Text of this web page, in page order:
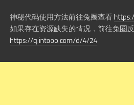
神秘代码使用方法前往兔圈查看
如果存在资源缺失的情况，前往兔圈反
https://q.intooo.com/d/4/24